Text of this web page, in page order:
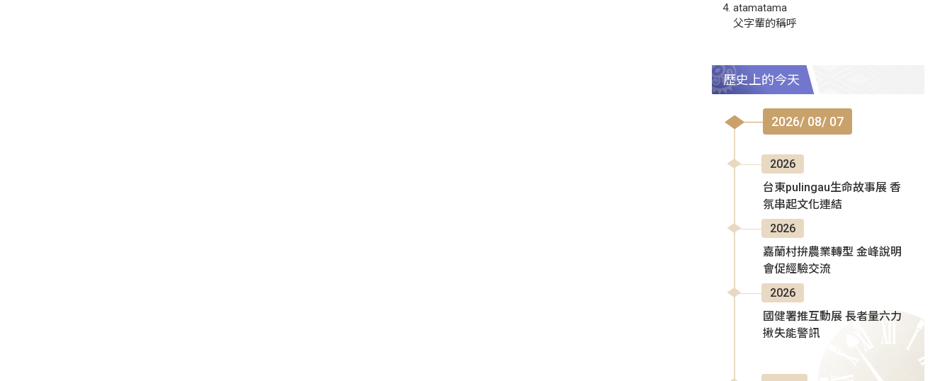
atamatama
父字輩的稱呼
歷史上的今天
2026/ 08/ 07
2026
台東pulingau生命故事展 香
氛串起文化連結
2026
嘉蘭村拚農業轉型 金峰說明
會促經驗交流
2026
國健署推互動展 長者量六力
揪失能警訊